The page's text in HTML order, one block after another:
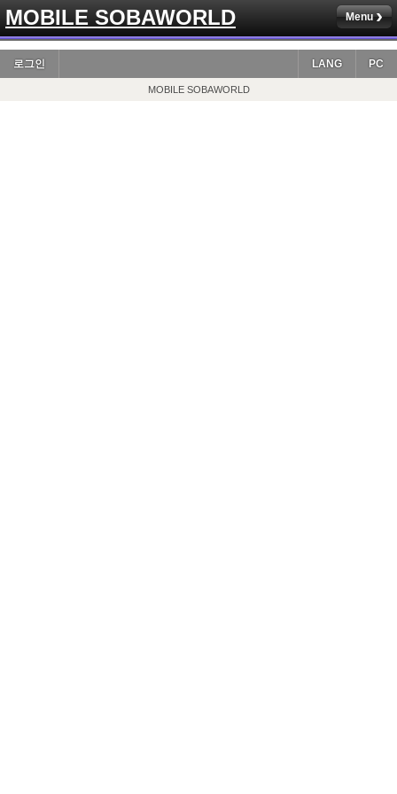
MOBILE SOBAWORLD Menu
로그인 PC
LANG
MOBILE SOBAWORLD